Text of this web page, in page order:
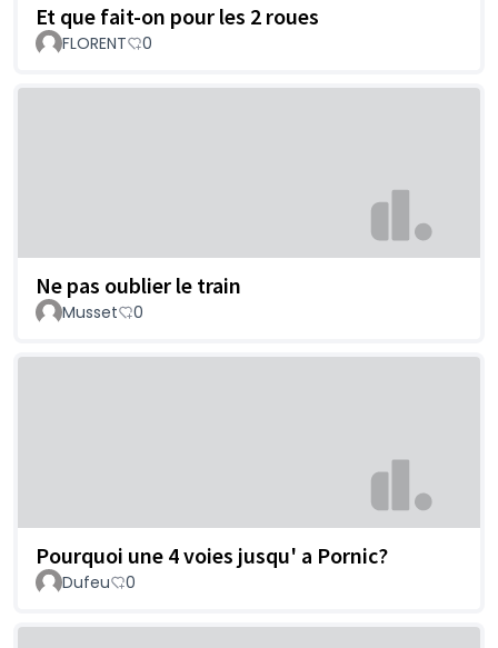
Et que fait-on pour les 2 roues
FLORENT 0
Ne pas oublier le train
Musset 0
Pourquoi une 4 voies jusqu' a Pornic?
Dufeu 0